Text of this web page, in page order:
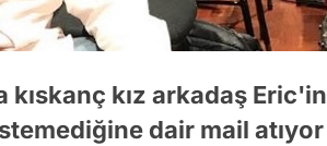
kız arkadaş Eric'in
dair mail atıyor